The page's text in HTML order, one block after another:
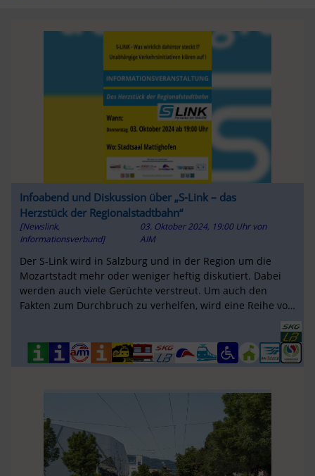
Infoabend und Diskussion über „S-Link – das
Herzstück der Regionalstadtbahn“
[Newslink,
Informationsverbund]
03. Oktober 2024, 19:00 Uhr von
AIM
Der S-Link wird in Salzburg und in der Region um die
Mozartstadt mehr oder weniger heftig diskutiert. Dabei
werden auch viele Gerüchte verstreut. Um auch den
Fakten zum Durchbruch zu verhelfen, wird eine Reihe von